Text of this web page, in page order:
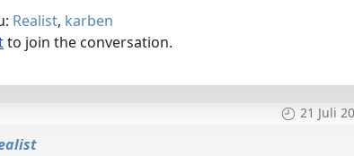
Realist, karben
to join the conversation.
21 Juli